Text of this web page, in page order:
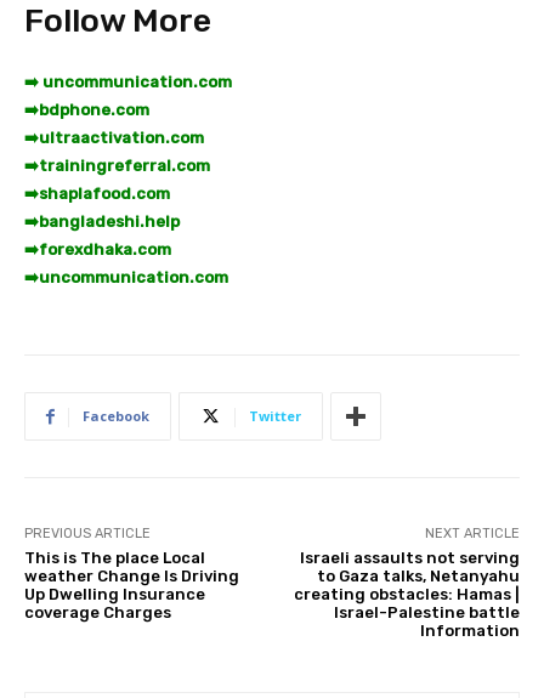
Follow More
➡️ uncommunication.com
➡️bdphone.com
➡️ultraactivation.com
➡️trainingreferral.com
➡️shaplafood.com
➡️bangladeshi.help
➡️forexdhaka.com
➡️uncommunication.com
Facebook Twitter
PREVIOUS ARTICLE
This is The place Local
weather Change Is Driving
Up Dwelling Insurance
coverage Charges
NEXT ARTICLE
Israeli assaults not serving
to Gaza talks, Netanyahu
creating obstacles: Hamas |
Israel-Palestine battle
Information